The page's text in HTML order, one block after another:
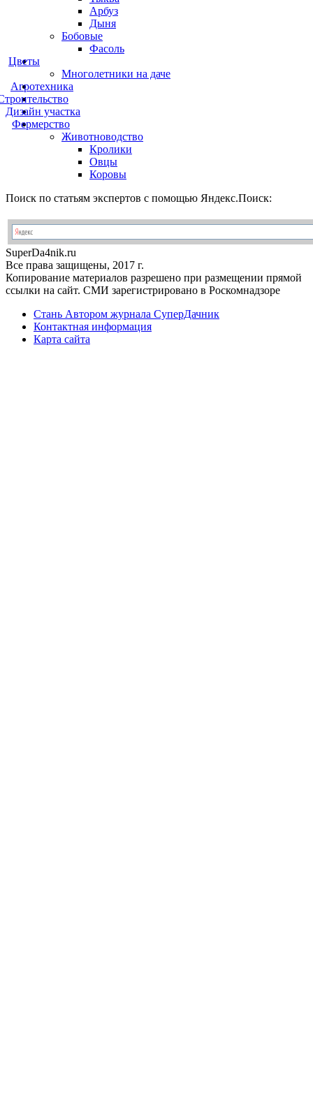
Арбуз
Дыня
Бобовые
Фасоль
Цветы
Многолетники на даче
Агротехника
Дизайн участка
Фермерство
Животноводство
Кролики
Овцы
Коровы
Поиск по статьям экспертов с помощью Яндекс.Поиск:
SuperDa4nik.ru
Все права защищены, 2017 г.
Копирование материалов разрешено при размещении прямой
ссылки на сайт. СМИ зарегистрировано в Роскомнадзоре
Стань Автором журнала СуперДачник
Контактная информация
Карта сайта